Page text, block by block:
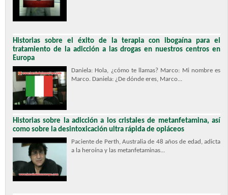
Historias sobre el éxito de la terapia con ibogaína para el
tratamiento de la adicción a las drogas en nuestros centros en
Europa
Daniela: Hola, ¿cómo te llamas? Marco: Mi nombre es
Marco. Daniela: ¿De dónde eres, Marco...
Historias sobre la adicción a los cristales de metanfetamina, así
como sobre la desintoxicación ultra rápida de opiáceos
Paciente de Perth, Australia de 48 años de edad, adicta
a la heroína y las metanfetaminas...